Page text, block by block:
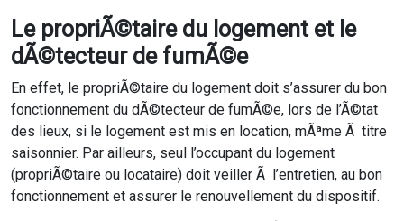
Le propriÃ©taire du logement et le
dÃ©tecteur de fumÃ©e
En effet, le propriÃ©taire du logement doit s’assurer du bon
fonctionnement du dÃ©tecteur de fumÃ©e, lors de l’Ã©tat
des lieux, si le logement est mis en location, mÃªme Ã titre
saisonnier. Par ailleurs, seul l’occupant du logement
(propriÃ©taire ou locataire) doit veiller Ã l’entretien, au bon
fonctionnement et assurer le renouvellement du dispositif.